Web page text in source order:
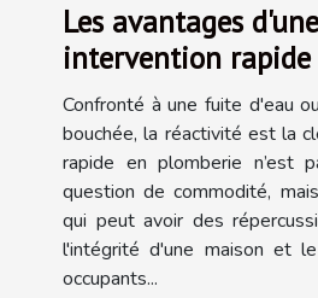
Les avantages d'une
intervention rapide
plomberie
Confronté à une fuite d'eau
bouchée, la réactivité est la
rapide en plomberie n’est
question de commodité,
qui peut avoir des
l'intégrité d'une maison et
occupants...